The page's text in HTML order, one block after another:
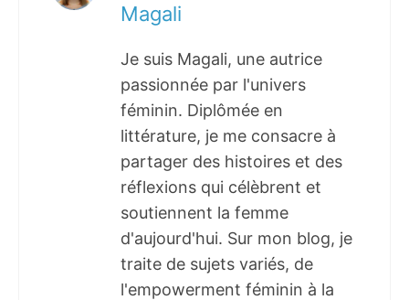
Magali
Je suis Magali, une autrice
passionnée par l'univers
féminin. Diplômée en
littérature, je me consacre à
partager des histoires et des
réflexions qui célèbrent et
soutiennent la femme
d'aujourd'hui. Sur mon blog, je
traite de sujets variés, de
l'empowerment féminin à la